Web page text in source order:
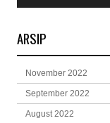
ARSIP
November 2022
September 2022
August 2022